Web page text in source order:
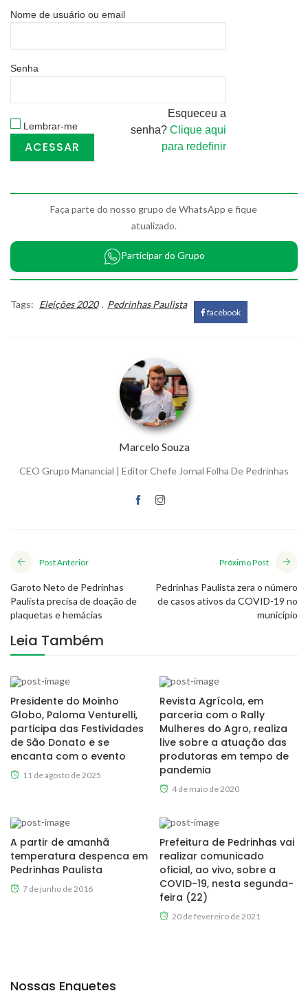
Nome de usuário ou email
Senha
Lembrar-me
Esqueceu a
senha? Clique aqui
para redefinir
Faça parte do nosso grupo de WhatsApp e fique
atualizado.
Participar do Grupo
Tags: Eleições 2020 , Pedrinhas Paulista
facebook
Marcelo Souza
CEO Grupo Manancial | Editor Chefe Jornal Folha De Pedrinhas
Post Anterior
Garoto Neto de Pedrinhas
Paulista precisa de doação de
plaquetas e hemácias
Próximo Post
Pedrinhas Paulista zera o número
de casos ativos da COVID-19 no
município
Leia Também
Presidente do Moinho
Globo, Paloma Venturelli,
participa das Festividades
de São Donato e se
encanta com o evento
11 de agosto de 2025
Revista Agrícola, em
parceria com o Rally
Mulheres do Agro, realiza
live sobre a atuação das
produtoras em tempo de
pandemia
4 de maio de 2020
A partir de amanhã
temperatura despenca em
Pedrinhas Paulista
7 de junho de 2016
Prefeitura de Pedrinhas vai
realizar comunicado
oficial, ao vivo, sobre a
COVID-19, nesta segunda-
feira (22)
20 de fevereiro de 2021
Nossas Enquetes